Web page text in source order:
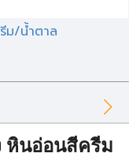
ม/น้ำตาล
หินอ่อนสีครีม